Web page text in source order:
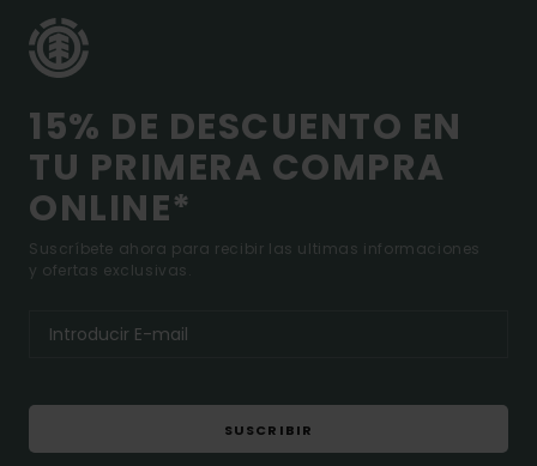
15% DE DESCUENTO EN
TU PRIMERA COMPRA
ONLINE*
Suscríbete ahora para recibir las ultimas informaciones
y ofertas exclusivas.
SUSCRIBIR